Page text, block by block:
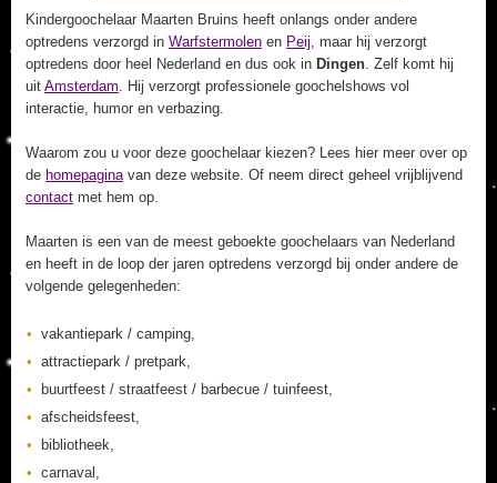
Kindergoochelaar Maarten Bruins heeft onlangs onder andere
optredens verzorgd in Warfstermolen en Peij, maar hij verzorgt
optredens door heel Nederland en dus ook in Dingen. Zelf komt hij
uit Amsterdam. Hij verzorgt professionele goochelshows vol
interactie, humor en verbazing.
Waarom zou u voor deze goochelaar kiezen? Lees hier meer over op
de homepaginavan deze website. Of neem direct geheel vrijblijvend
contact met hem op.
Maarten is een van de meest geboekte goochelaars van Nederland
en heeft in de loop der jaren optredens verzorgd bij onder andere de
volgende gelegenheden:
vakantiepark / camping,
attractiepark / pretpark,
buurtfeest / straatfeest / barbecue / tuinfeest,
afscheidsfeest,
bibliotheek,
carnaval,